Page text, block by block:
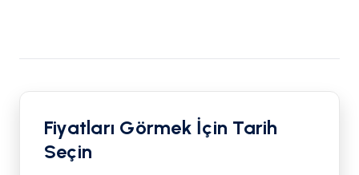
Fiyatları Görmek İçin Tarih
Seçin